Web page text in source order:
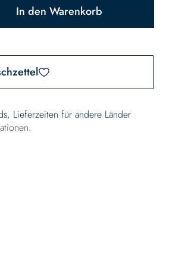
In den Warenkorb
Lieferzeiten für andere Länder
.